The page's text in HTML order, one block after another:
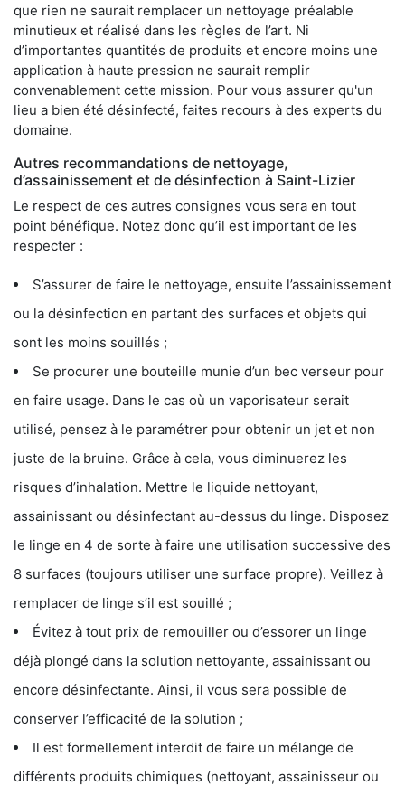
que rien ne saurait remplacer un nettoyage préalable
minutieux et réalisé dans les règles de l’art. Ni
d’importantes quantités de produits et encore moins une
application à haute pression ne saurait remplir
convenablement cette mission. Pour vous assurer qu'un
lieu a bien été désinfecté, faites recours à des experts du
domaine.
Autres recommandations de nettoyage,
d’assainissement et de désinfection à Saint-Lizier
Le respect de ces autres consignes vous sera en tout
point bénéfique. Notez donc qu’il est important de les
respecter :
S’assurer de faire le nettoyage, ensuite l’assainissement
ou la désinfection en partant des surfaces et objets qui
sont les moins souillés ;
Se procurer une bouteille munie d’un bec verseur pour
en faire usage. Dans le cas où un vaporisateur serait
utilisé, pensez à le paramétrer pour obtenir un jet et non
juste de la bruine. Grâce à cela, vous diminuerez les
risques d’inhalation. Mettre le liquide nettoyant,
assainissant ou désinfectant au-dessus du linge. Disposez
le linge en 4 de sorte à faire une utilisation successive des
8 surfaces (toujours utiliser une surface propre). Veillez à
remplacer de linge s’il est souillé ;
Évitez à tout prix de remouiller ou d’essorer un linge
déjà plongé dans la solution nettoyante, assainissant ou
encore désinfectante. Ainsi, il vous sera possible de
conserver l’efficacité de la solution ;
Il est formellement interdit de faire un mélange de
différents produits chimiques (nettoyant, assainisseur ou